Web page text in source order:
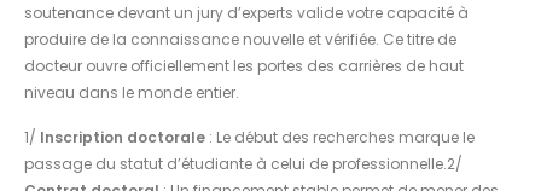
soutenance devant un jury d’experts valide votre capacité à
produire de la connaissance nouvelle et vérifiée. Ce titre de
docteur ouvre officiellement les portes des carrières de haut
niveau dans le monde entier.
1/ Inscription doctorale : Le début des recherches marque le
passage du statut d’étudiante à celui de professionnelle.2/